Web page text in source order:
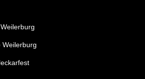
Weilerburg